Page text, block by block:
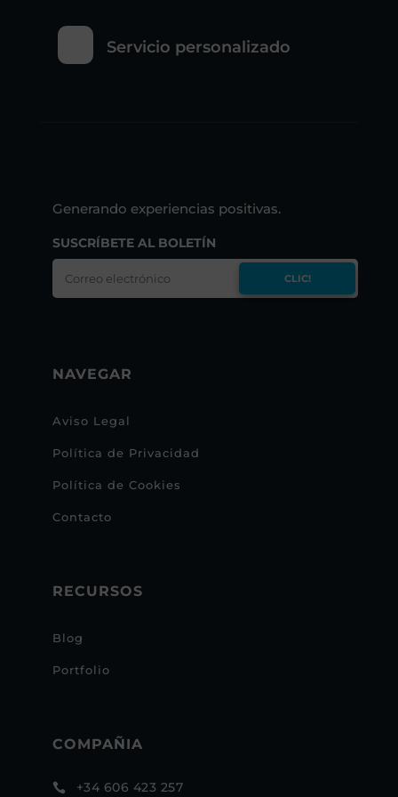
Servicio personalizado
Generando experiencias positivas.
SUSCRÍBETE AL BOLETÍN
CLIC!
NAVEGAR
Aviso Legal
Política de Privacidad
Política de Cookies
Contacto
RECURSOS
Blog
Portfolio
COMPAÑIA
 +34 606 423 257